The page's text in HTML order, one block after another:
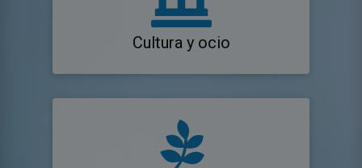
Cultura y ocio